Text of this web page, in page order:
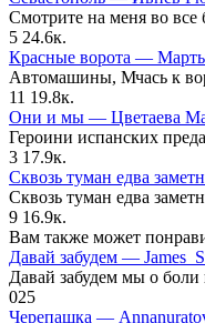
Смотрите на меня во
5 24.6к.
Красные ворота —
Автомашины, Мчась к
11 19.8к.
Они и мы — Цветаева
Героини испанских
3 17.9к.
Сквозь туман едва
Сквозь туман едва
9 16.9к.
Вам также может
Давай забудем —
Давай забудем мы о
025
Черепашка —